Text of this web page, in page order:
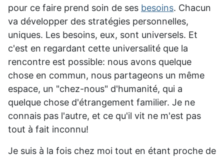
pour ce faire prend soin de ses besoins. Chacun
va développer des stratégies personnelles,
uniques. Les besoins, eux, sont universels. Et
c'est en regardant cette universalité que la
rencontre est possible: nous avons quelque
chose en commun, nous partageons un même
espace, un "chez-nous" d'humanité, qui a
quelque chose d'étrangement familier. Je ne
connais pas l'autre, et ce qu'il vit ne m'est pas
tout à fait inconnu!
Je suis à la fois chez moi tout en étant proche de